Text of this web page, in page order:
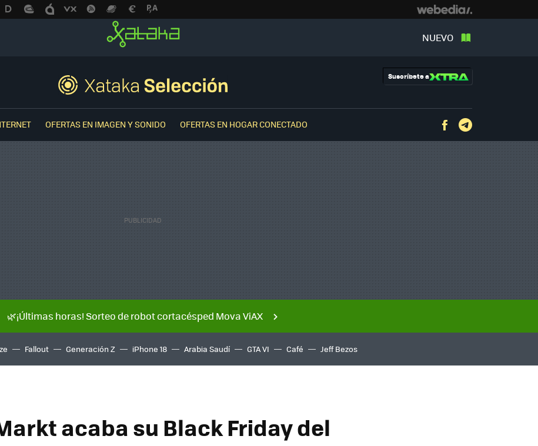
NUEVO
Suscríbete a
OFERTAS EN IMAGEN Y SONIDO OFERTAS EN HOGAR CONECTADO Facebook
🌿¡Últimas horas! Sorteo de robot cortacésped Mova ViAX
Fallout Generación Z iPhone 18 Arabia Saudí GTA VI Café Jeff Bezos
acaba su Black Friday del